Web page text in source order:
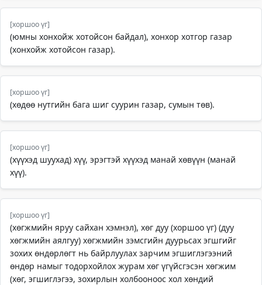
[хоршоо үг]
(юмны хонхойж хотойсон байдал), хонхор хотгор газар
(хонхойж хотойсон газар).
[хоршоо үг]
(хөдөө нутгийн бага шиг суурин газар, сумын төв).
[хоршоо үг]
(хүүхэд шуухад) хүү, эрэгтэй хүүхэд манай хөвүүн (манай
хүү).
[хоршоо үг]
(хөгжмийн яруу сайхан хэмнэл), хөг дуу (хоршоо үг) (дуу
хөгжмийн аялгуу) хөгжмийн зэмсгийн дуурьсах эгшгийг
зохих өндөрлөгт нь байрлуулах зарчим эгшиглэгээний
өндөр намыг тодорхойлох журам хөг үгүйсгэсэн хөгжим
(хөг, эгшиглэгээ, зохирлын холбооноос хол хөндий